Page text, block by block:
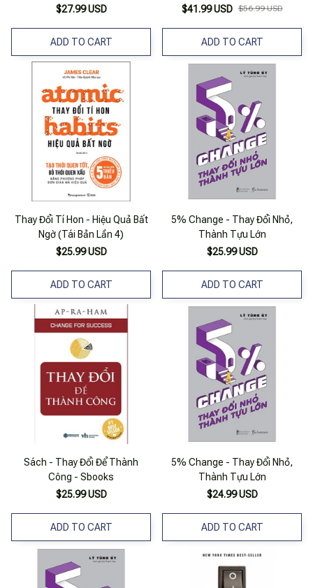
Năm 2023)
$27.99 USD
ADD TO CART
Ngờ + Thay Đổi Câu Hỏi Thay
$41.99 USD $56.99 USD
ADD TO CART
Thay Đổi Tí Hon - Hiệu Quả Bất
Ngờ (Tái Bản Lần 4)
$25.99 USD
ADD TO CART
5% Change - Thay Đổi Nhỏ,
Thành Tựu Lớn
$25.99 USD
ADD TO CART
Sách - Thay Đổi Để Thành
Công - Sbooks
$25.99 USD
ADD TO CART
5% Change - Thay Đổi Nhỏ,
Thành Tựu Lớn
$24.99 USD
ADD TO CART